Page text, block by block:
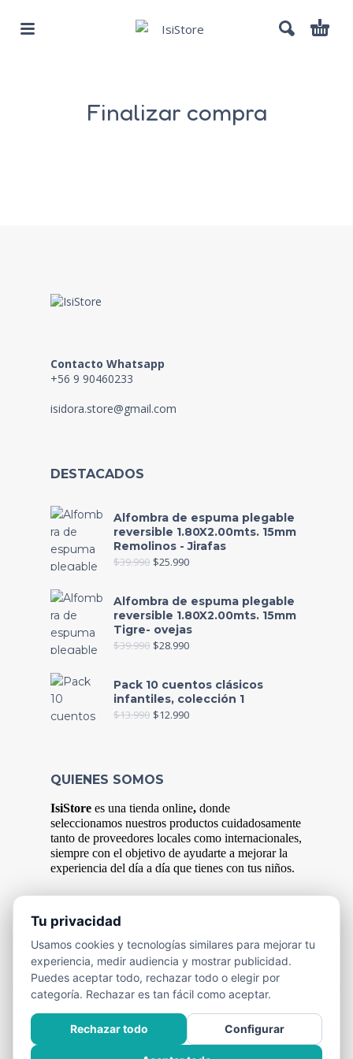
Finalizar compra
Contacto Whatsapp
+56 9 90460233
isidora.store@gmail.com
DESTACADOS
Alfombra de espuma plegable
reversible 1.80X2.00mts. 15mm
Remolinos - Jirafas
$39.990 $25.990
Alfombra de espuma plegable
reversible 1.80X2.00mts. 15mm
Tigre- ovejas
$39.990 $28.990
Pack 10 cuentos clásicos
infantiles, colección 1
$13.990 $12.990
QUIENES SOMOS
IsiStore es una tienda online, donde
seleccionamos nuestros productos cuidadosamente
tanto de proveedores locales como internacionales,
siempre con el objetivo de ayudarte a mejorar la
experiencia del día a día que tienes con tus niños.
FORMAS DE PAGO
Efectivo y Transferencia Bancaria.
Tu privacidad
Usamos cookies y tecnologías similares para mejorar tu
experiencia, medir audiencia y mostrar publicidad.
Puedes aceptar todo, rechazar todo o elegir por
categoría. Rechazar es tan fácil como aceptar.
Rechazar todo Configurar